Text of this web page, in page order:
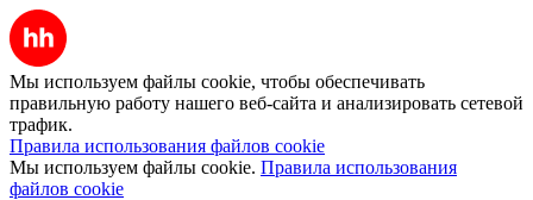
Мы используем файлы cookie, чтобы обеспечивать
правильную работу нашего веб-сайта и анализировать сетевой
трафик.
Правила использования файлов cookie
Мы используем файлы cookie. Правила использования
файлов cookie